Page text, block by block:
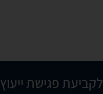
לקביעת פגישת ייעוץ